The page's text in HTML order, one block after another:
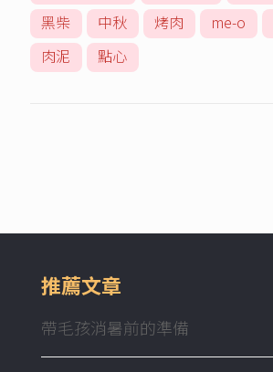
黑柴
中秋 烤肉 me-o
肉泥
點心
推薦文章
帶毛孩消暑前的準備